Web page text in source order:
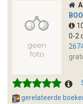
0-2
gerelateerde